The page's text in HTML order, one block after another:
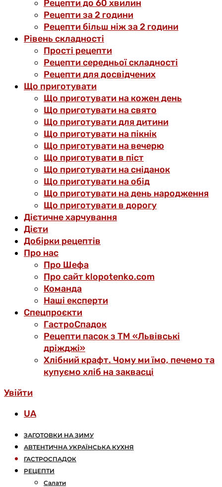
Рецепти до 60 хвилин
Рецепти за 2 години
Рецепти більш ніж за 2 години
Рівень складності
Прості рецепти
Рецепти середньої складності
Рецепти для досвідчених
Що приготувати
Що приготувати на кожен день
Що приготувати на свято
Що приготувати для дитини
Що приготувати на пікнік
Що приготувати на вечерю
Що приготувати в піст
Що приготувати на сніданок
Що приготувати на обід
Що приготувати на день народження
Що приготувати в дорогу
Дієтичне харчування
Дієти
Добірки рецептів
Про нас
Про Шефа
Про сайт klopotenko.com
Команда
Наші експерти
Спецпроєкти
ГастроСпадок
Рецепти пасок з ТМ «Львівські
дріжджі»
Хлібний крафт. Чому ми їмо, печемо та
купуємо хліб на заквасці
Увійти
UA
ЗАГОТОВКИ НА ЗИМУ
АВТЕНТИЧНА УКРАЇНСЬКА КУХНЯ
ГАСТРОСПАДОК
РЕЦЕПТИ
Салати